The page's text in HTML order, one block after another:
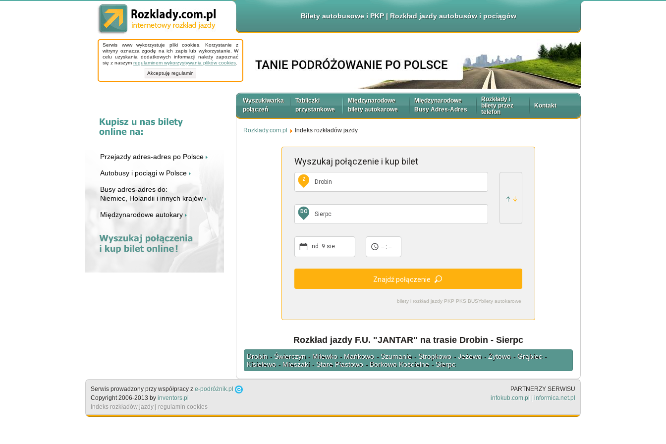
Bilety autobusowe i PKP | Rozkład jazdy autobusów i pociągów
Serwis www wykorzystuje pliki cookies. Korzystanie z
witryny oznacza zgodę na ich zapis lub wykorzystanie. W
celu uzyskania dodatkowych informacji należy zapoznać
się z naszym regulaminem wykorzystywania plików cookies
Akceptuję regulamin
Przejazdy adres-adres po Polsce
Autobusy i pociągi w Polsce
Busy adres-adres do:
Niemiec, Holandii i innych krajów
Międzynarodowe autokary
Wyszukiwarka
połączeń
Tabliczki
przystankowe
Międzynarodowe
bilety autokarowe
Międzynarodowe
Busy Adres-Adres
Rozkłady i
bilety przez
telefon
Kontakt
Rozklady.com.pl Indeks rozkładów jazdy
bilety i rozkład jazdy PKP PKS BUSYbilety autokarowe
Wyszukaj połączenie i kup bilet
Z
DO
nd. 9 sie. -- : --
Znajdź połączenie
Rozkład jazdy F.U. "JANTAR" na trasie Drobin - Sierpc
Drobin - Świerczyn - Milewko - Mańkowo - Szumanie - Stropkowo - Jeżewo - Żytowo - Grąbiec -
Kisielewo - Mieszaki - Stare Piastowo - Borkowo Kościelne - Sierpc
Serwis prowadzony przy współpracy z e-podróżnik.pl
Copyright 2006-2013 by inventors.pl
Indeks rozkładów jazdy | regulamin cookies
PARTNERZY SERWISU
infokub.com.pl | informica.net.pl